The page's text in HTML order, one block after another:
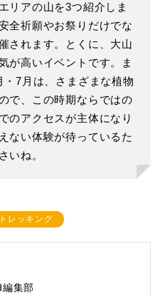
リアの山を3つ紹介しま
全祈願やお祭りだけでな
されます。とくに、大山
が高いイベントです。ま
7月は、さまざまな植物
で、この時期ならではの
のアクセスが主体になり
ない体験が待っているた
いね。
レッキング
集部